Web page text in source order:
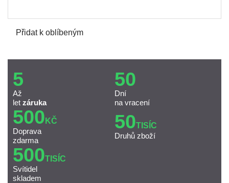
Přidat k oblíbeným
5
Až
let záruka
50
Dní
na vracení
500 KČ
Doprava
zdarma
50TISÍC
Druhů zboží
500TISÍC
Svítidel
skladem